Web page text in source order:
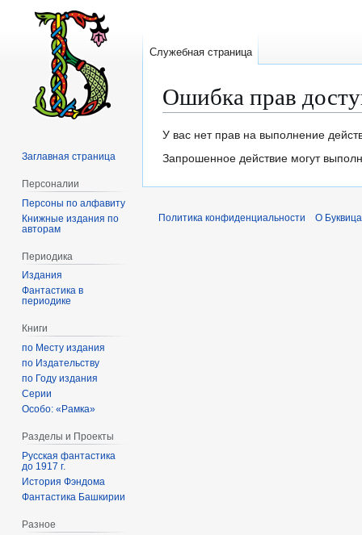
Ошибка прав
Перейти
к
Перейти
к
У вас нет прав на выполнение
Запрошенное действие могут
Служебная страница
Заглавная страница
Персоналии
Персоны по алфавиту
Книжные издания по
авторам
Периодика
Издания
Фантастика в
периодике
Книги
по Месту издания
по Издательству
по Году издания
Серии
Особо: «Рамка»
Разделы и Проекты
Русская фантастика
до 1917 г.
История Фэндома
Фантастика Башкирии
Разное
Политика конфиденциальности О Буквица